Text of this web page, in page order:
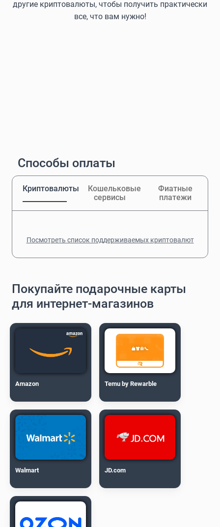
другие криптовалюты, чтобы получить практически
все, что вам нужно!
Способы оплаты
Криптовалюты
Кошельковые
сервисы
Фиатные
платежи
Посмотреть список поддерживаемых криптовалют
Покупайте подарочные карты
для интернет-магазинов
Amazon Temu by Rewarble
Walmart JD.com